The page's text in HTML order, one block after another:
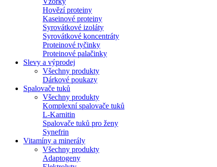
Hovězí proteiny
Kaseinové proteiny
Syrovátkové izoláty
Syrovátkové koncentráty
Proteinové tyčinky
Proteinové palačinky
Slevy a výprodej
Všechny produkty
Dárkové poukazy
Spalovače tuků
Všechny produkty
Komplexní spalovače tuků
L-Karnitin
Spalovače tuků pro ženy
Synefrin
Vitamíny a minerály
Všechny produkty
Adaptogeny